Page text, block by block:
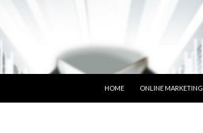
HOME
ONLINE MARKETING